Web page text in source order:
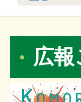
広